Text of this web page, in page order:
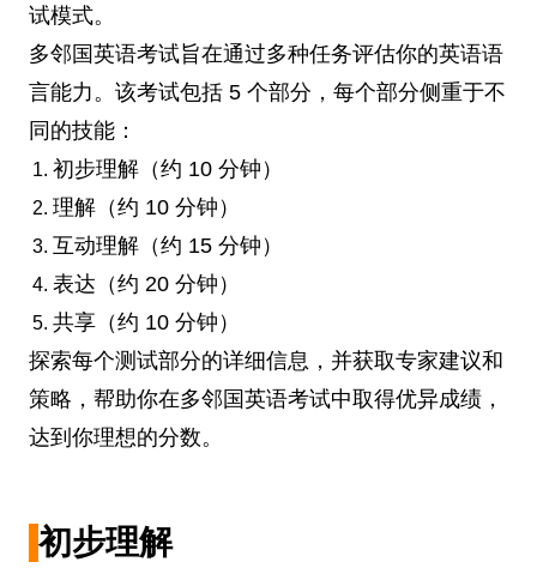
试模式。
多邻国英语考试旨在通过多种任务评估你的英语语
言能力。该考试包括 5 个部分，每个部分侧重于不
同的技能：
初步理解（约 10 分钟）
理解（约 10 分钟）
互动理解（约 15 分钟）
表达（约 20 分钟）
共享（约 10 分钟）
探索每个测试部分的详细信息，并获取专家建议和
策略，帮助你在多邻国英语考试中取得优异成绩，
达到你理想的分数。
初步理解